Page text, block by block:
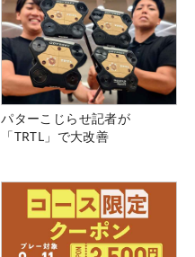
パターこじらせ記者が
「TRTL」で大改善